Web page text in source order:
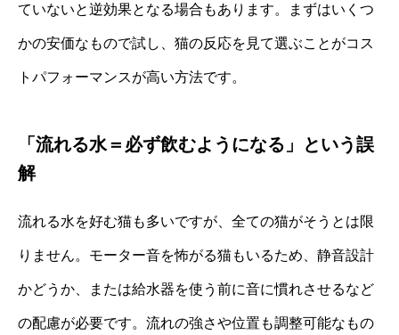
ていないと逆効果となる場合もあります。まずはいくつ
かの安価なもので試し、猫の反応を見て選ぶことがコス
トパフォーマンスが高い方法です。
「流れる水＝必ず飲むようになる」という誤
解
流れる水を好む猫も多いですが、全ての猫がそうとは限
りません。モーター音を怖がる猫もいるため、静音設計
かどうか、または給水器を使う前に音に慣れさせるなど
の配慮が必要です。流れの強さや位置も調整可能なもの